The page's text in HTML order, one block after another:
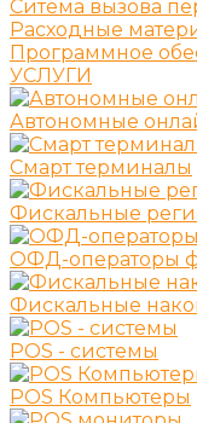
Ситема вызова
Расходные
Программное
УСЛУГИ
Автономные
Смарт терминалы
Фискальные
ОФД-операторы
Фискальные
POS - системы
POS Компьютеры